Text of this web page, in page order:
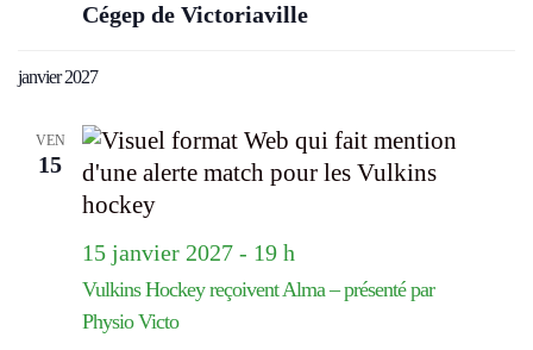
Cégep de Victoriaville
janvier 2027
VEN
15
15 janvier 2027 - 19 h
Vulkins Hockey reçoivent Alma – présenté par
Physio Victo